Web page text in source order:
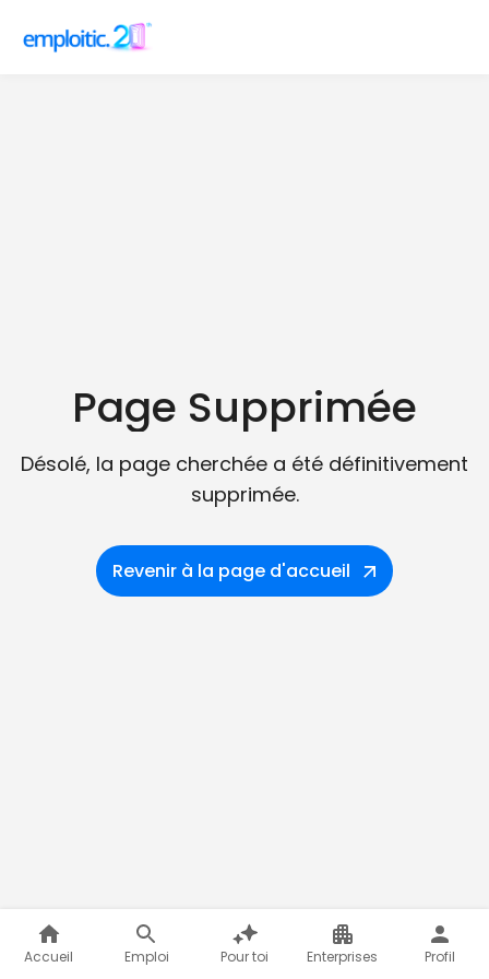
Accueil Emploi Pour toi Enterprises Profil
Page Supprimée
Désolé, la page cherchée a été définitivement
supprimée.
Revenir à la page d'accueil